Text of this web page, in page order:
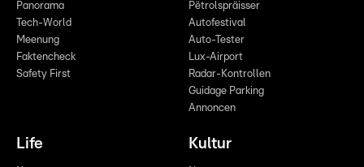
Panorama
Tech-World
Meenung
Faktencheck
Safety First
Pëtrolspräisser
Autofestival
Auto-Tester
Lux-Airport
Radar-Kontrollen
Guidage Parking
Annoncen
Life Kultur